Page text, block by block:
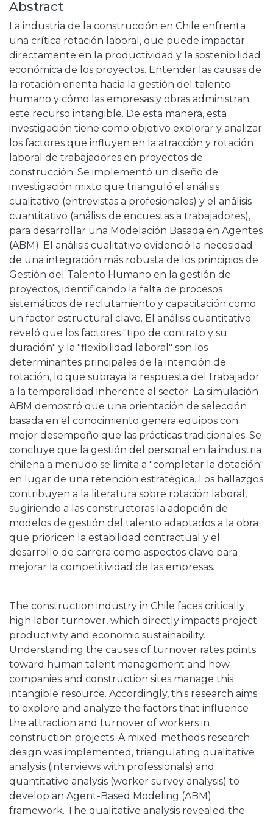
Abstract
La industria de la construcción en Chile enfrenta
una crítica rotación laboral, que puede impactar
directamente en la productividad y la sostenibilidad
económica de los proyectos. Entender las causas de
la rotación orienta hacia la gestión del talento
humano y cómo las empresas y obras administran
este recurso intangible. De esta manera, esta
investigación tiene como objetivo explorar y analizar
los factores que influyen en la atracción y rotación
laboral de trabajadores en proyectos de
construcción. Se implementó un diseño de
investigación mixto que trianguló el análisis
cualitativo (entrevistas a profesionales) y el análisis
cuantitativo (análisis de encuestas a trabajadores),
para desarrollar una Modelación Basada en Agentes
(ABM). El análisis cualitativo evidenció la necesidad
de una integración más robusta de los principios de
Gestión del Talento Humano en la gestión de
proyectos, identificando la falta de procesos
sistemáticos de reclutamiento y capacitación como
un factor estructural clave. El análisis cuantitativo
reveló que los factores "tipo de contrato y su
duración" y la "flexibilidad laboral" son los
determinantes principales de la intención de
rotación, lo que subraya la respuesta del trabajador
a la temporalidad inherente al sector. La simulación
ABM demostró que una orientación de selección
basada en el conocimiento genera equipos con
mejor desempeño que las prácticas tradicionales. Se
concluye que la gestión del personal en la industria
chilena a menudo se limita a "completar la dotación"
en lugar de una retención estratégica. Los hallazgos
contribuyen a la literatura sobre rotación laboral,
sugiriendo a las constructoras la adopción de
modelos de gestión del talento adaptados a la obra
que prioricen la estabilidad contractual y el
desarrollo de carrera como aspectos clave para
mejorar la competitividad de las empresas.
The construction industry in Chile faces critically
high labor turnover, which directly impacts project
productivity and economic sustainability.
Understanding the causes of turnover rates points
toward human talent management and how
companies and construction sites manage this
intangible resource. Accordingly, this research aims
to explore and analyze the factors that influence
the attraction and turnover of workers in
construction projects. A mixed-methods research
design was implemented, triangulating qualitative
analysis (interviews with professionals) and
quantitative analysis (worker survey analysis) to
develop an Agent-Based Modeling (ABM)
framework. The qualitative analysis revealed the